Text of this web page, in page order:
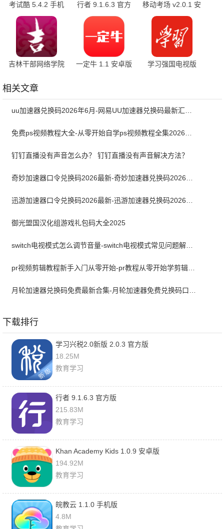
考试酷 5.4.2 手机
版
行者 9.1.6.3 官方
版
移动考场 v2.0.1 安
卓版
吉林干部网络学院
一定牛 1.1 安卓版
学习强国电视版
相关文章
钉钉直播没有声音怎么办？ 钉钉直播没有声音解决方法？
御光盟国汉化组游戏礼包码大全2025
switch电视模式怎么调节音量-switch电视模式常见问题解决方案
pr视频剪辑教程新手入门从零开始-pr教程从零开始学剪辑全集免费
下载排行
学习兴税2.0新版 2.0.3 官方版
18.25M
教育学习
行者 9.1.6.3 官方版
215.83M
教育学习
Khan Academy Kids 1.0.9 安卓版
194.92M
教育学习
皖教云 1.1.0 手机版
4.8M